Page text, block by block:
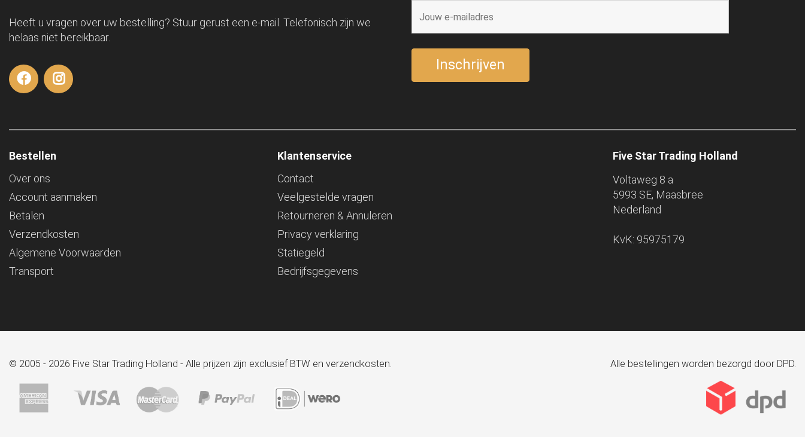
Heeft u vragen over uw bestelling? Stuur gerust een e-mail. Telefonisch zijn we
helaas niet bereikbaar.
Bestellen
Over ons
Account aanmaken
Betalen
Verzendkosten
Algemene Voorwaarden
Transport
Klantenservice
Contact
Veelgestelde vragen
Retourneren & Annuleren
Privacy verklaring
Statiegeld
Bedrijfsgegevens
Five Star Trading Holland
Voltaweg 8 a
5993 SE, Maasbree
Nederland
KvK: 95975179
© 2005 - 2026 Five Star Trading Holland - Alle prijzen zijn exclusief BTW en verzendkosten. Alle bestellingen worden bezorgd door DPD.